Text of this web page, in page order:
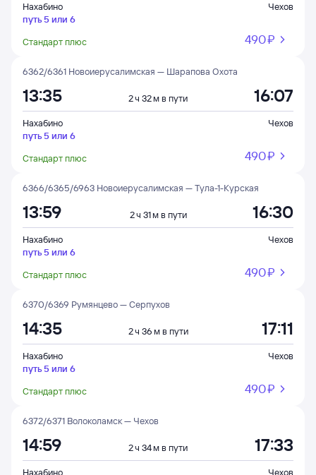
Нахабино
путь 5 или 6
Чехов
Стандарт плюс 490 ⁠₽
6362/6361 Новоиерусалимская — Шарапова Охота
13:35 2 ч 32 м в пути 16:07
Нахабино
путь 5 или 6
Чехов
Стандарт плюс 490 ⁠₽
6366/6365/6963 Новоиерусалимская — Тула-1-Курская
13:59 2 ч 31 м в пути 16:30
Нахабино
путь 5 или 6
Чехов
Стандарт плюс 490 ⁠₽
6370/6369 Румянцево — Серпухов
14:35 2 ч 36 м в пути 17:11
Нахабино
путь 5 или 6
Чехов
Стандарт плюс 490 ⁠₽
6372/6371 Волоколамск — Чехов
14:59 2 ч 34 м в пути 17:33
Нахабино
Чехов